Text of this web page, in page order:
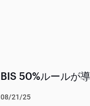
BIS 50%ルールが
08/21/25